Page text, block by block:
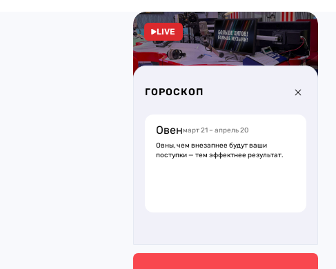
LIVE
ГОРОСКОП
Овенмарт 21 – апрель 20
Овны, чем внезапнее будут ваши
поступки — тем эффектнее результат.